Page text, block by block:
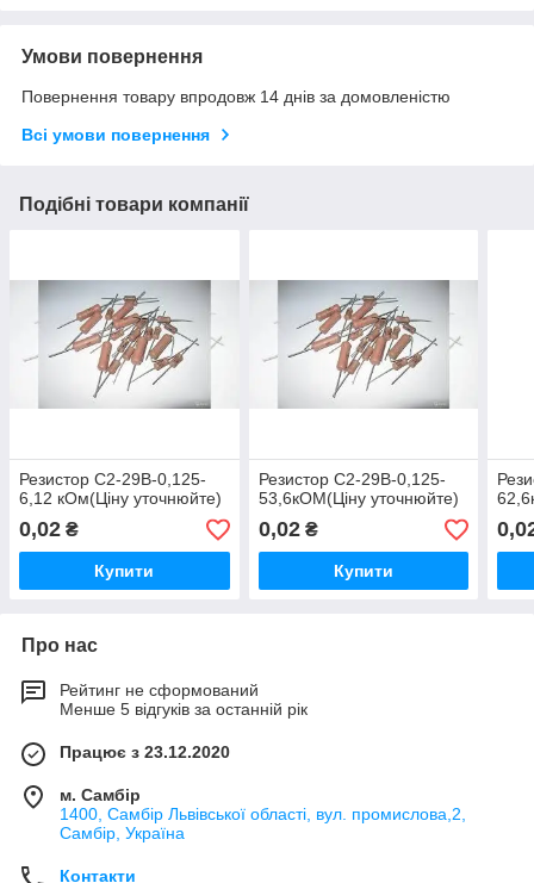
Умови повернення
Повернення товару впродовж 14 днів за домовленістю
Всі умови повернення
Подібні товари компанії
Резистор С2-29В-0,125-
6,12 кОм(Ціну уточнюйте)
0,02 ₴
Купити
Резистор С2-29В-0,125-
53,6кОМ(Ціну уточнюйте)
0,02₴
Купити
Про нас
Рейтинг не сформований
Менше 5 відгуків за останній рік
Працює з 23.12.2020
м. Самбір
1400, Самбір Львівської області, вул. промислова,2,
Самбір, Україна
Контакти